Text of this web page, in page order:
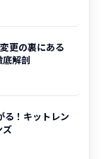
更の裏にある
解剖
る！キットレン
ズ